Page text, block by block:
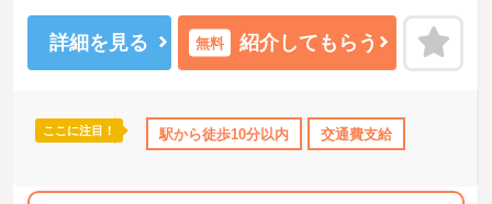
社会保険完備
詳細を見る 無料 紹介してもらう
ここに注目！ 駅から徒歩10分以内 交通費支給